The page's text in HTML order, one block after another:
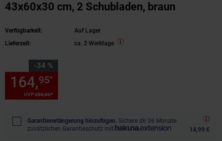
43x60x30 cm, 2 Schubladen, braun
Verfügbarkeit:
Auf Lager
Lieferzeit:
ca. 2 Werktage
-34 %
Sie Sparen 34 Prozent,
UVP250,00*
164,95*
Garantieverlängerung hinzufügen. Sichere dir 36 Monate
zusätzlichen Garantieschutz mit
14,99 €